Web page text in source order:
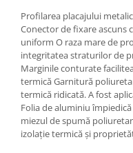
Profilarea placajului
Conector de fixare ascuns
uniform O raza mare de
integritatea straturilor de
Marginile conturate
termică Garnitură
termică ridicată. A fost
Folia de aluminiu
miezul de spumă
izolație termică și